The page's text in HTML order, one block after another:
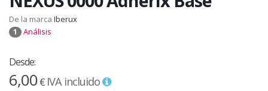
De la marca Iberux
1 Análisis
Desde:
6,00€ IVA incluido